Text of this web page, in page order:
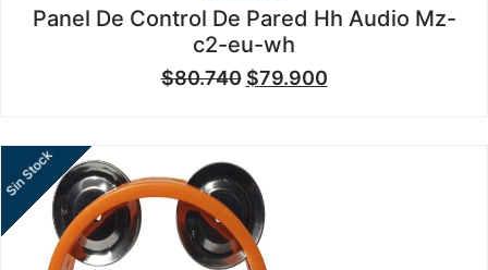
Valorado
en
0
de
5
Panel De Control De Pared Hh Audio Mz-
c2-eu-wh
$80.740 $79.900
Sin Stock